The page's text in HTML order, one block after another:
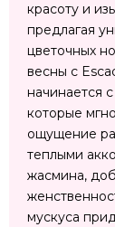
красоту и
предлагая
цветочных
весны с
начинается
которые
ощущение
теплыми
жасмина,
мускуса